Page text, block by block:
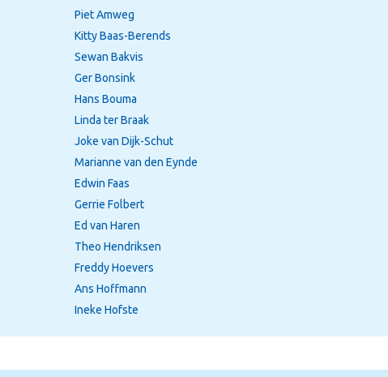
Piet Amweg
Kitty Baas-Berends
Sewan Bakvis
Ger Bonsink
Hans Bouma
Linda ter Braak
Joke van Dijk-Schut
Marianne van den Eynde
Edwin Faas
Gerrie Folbert
Ed van Haren
Theo Hendriksen
Freddy Hoevers
Ans Hoffmann
Ineke Hofste